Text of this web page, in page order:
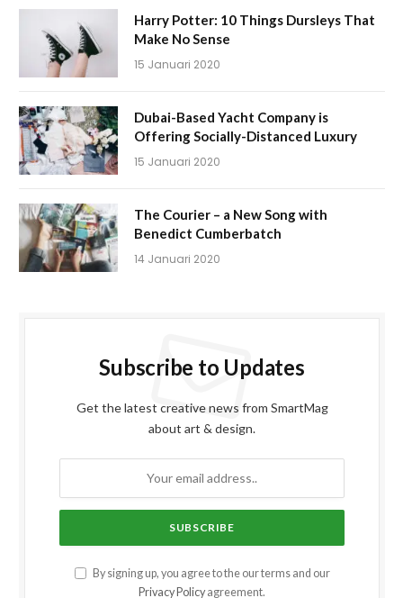
Harry Potter: 10 Things Dursleys That
Make No Sense
15 Januari 2020
Dubai-Based Yacht Company is
Offering Socially-Distanced Luxury
15 Januari 2020
The Courier – a New Song with
Benedict Cumberbatch
14 Januari 2020
Subscribe to Updates
Get the latest creative news from SmartMag
about art & design.
By signing up, you agree to the our terms and our
Privacy Policy agreement.